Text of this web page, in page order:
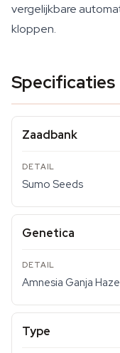
vergelijkbare
kloppen.
Specificaties
Zaadbank
Sumo Seeds
Genetica
Amnesia Ganja
Type